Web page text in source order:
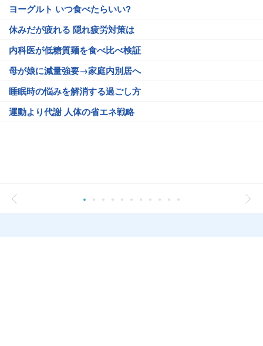
ヨーグルト いつ食べたらいい?
休みだが疲れる 隠れ疲労対策は
内科医が低糖質麺を食べ比べ検証
母が娘に減量強要→家庭内別居へ
睡眠時の悩みを解消する過ごし方
運動より代謝 人体の省エネ戦略